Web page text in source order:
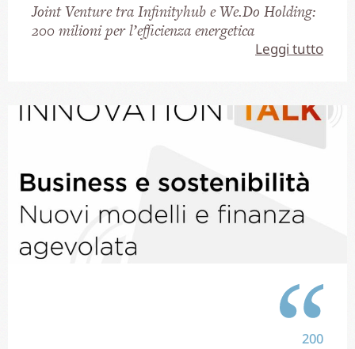
Joint Venture tra Infinityhub e We.Do Holding:
200 milioni per l’efficienza energetica
Leggi tutto
200